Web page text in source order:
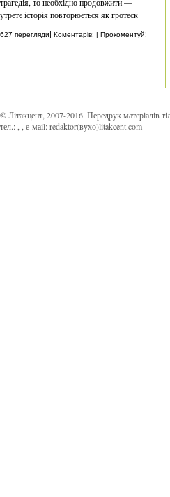
утретє історія повторюється як гротеск
627 перегляди| Коментарів: | Прокоментуй!
© Літакцент, 2007-2016. Передрук матеріалів
тел.:
, е-маіl:redaktor(вухо)litakcent.com